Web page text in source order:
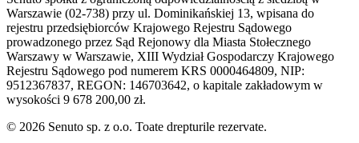
Warszawie (02-738) przy ul. Dominikańskiej 13, wpisana do
rejestru przedsiębiorców Krajowego Rejestru Sądowego
prowadzonego przez Sąd Rejonowy dla Miasta Stołecznego
Warszawy w Warszawie, XIII Wydział Gospodarczy Krajowego
Rejestru Sądowego pod numerem KRS 0000464809, NIP:
9512367837, REGON: 146703642, o kapitale zakładowym w
wysokości 9 678 200,00 zł.
© 2026 Senuto sp. z o.o. Toate drepturile rezervate.